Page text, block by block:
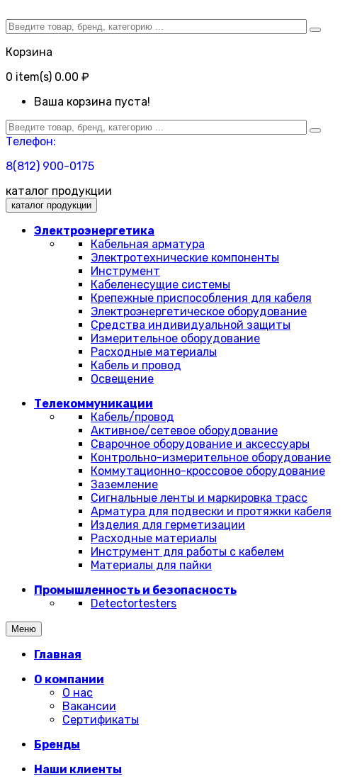
Корзина
0 item(s) 0.00 ₽
Ваша корзина пуста!
Телефон:
8(812) 900-0175
каталог продукции
каталог продукции
Электроэнергетика
Кабельная арматура
Электротехнические компоненты
Инструмент
Кабеленесущие системы
Крепежные приспособления для кабеля
Электроэнергетическое оборудование
Средства индивидуальной защиты
Измерительное оборудование
Расходные материалы
Кабель и провод
Освещение
Телекоммуникации
Кабель/провод
Активное/сетевое оборудование
Сварочное оборудование и аксессуары
Контрольно-измерительное оборудование
Коммутационно-кроссовое оборудование
Заземление
Сигнальные ленты и маркировка трасс
Арматура для подвески и протяжки кабеля
Изделия для герметизации
Расходные материалы
Инструмент для работы с кабелем
Материалы для пайки
Промышленность и безопасность
Detectortesters
Меню
Главная
О компании
О нас
Вакансии
Сертификаты
Бренды
Наши клиенты